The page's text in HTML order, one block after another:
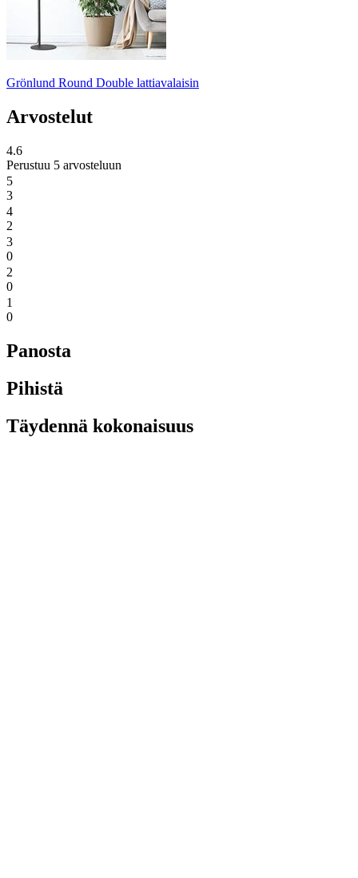
Grönlund Round Double lattiavalaisin
Arvostelut
4.6
Perustuu 5 arvosteluun
5
3
4
2
3
0
2
0
1
0
Panosta
Pihistä
Täydennä kokonaisuus